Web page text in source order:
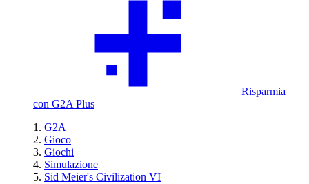
Risparmia
con G2A Plus
G2A
Gioco
Giochi
Simulazione
Sid Meier's Civilization VI